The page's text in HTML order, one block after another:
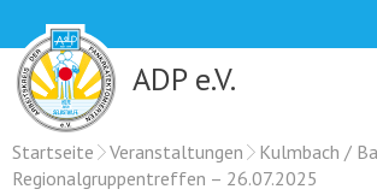
content
ADP e.V.
Startseite Veranstaltungen
Kulmbach /
Regionalgruppentreffen – 26.07.2025